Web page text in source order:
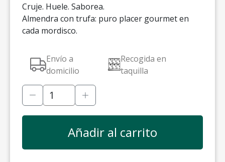
Cruje. Huele. Saborea.
Almendra con trufa: puro placer gourmet en
cada mordisco.
Envío a
domicilio
Recogida en
taquilla
Añadir al carrito